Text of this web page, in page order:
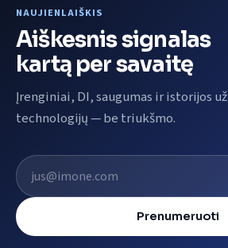
NAUJIENLAIŠKIS
Aiškesnis signalas
kartą per savaitę
Įrenginiai, DI, saugumas ir istorijos už
technologijų — be triukšmo.
El. pašto adresas
Prenumeruoti